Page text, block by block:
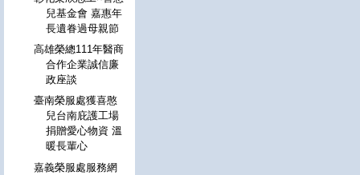
兒基金會 嘉惠年
長遺眷過母親節
高雄榮總111年醫商
合作企業誠信廉
政座談
臺南榮服處獲喜憨
兒台南庇護工場
捐贈愛心物資 溫
暖長輩心
嘉義榮服處服務網